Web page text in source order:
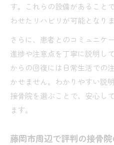
す。これらの設備があること
わせたリハビリが可能となりま
さらに、患者とのコミュニケ
進捗や注意点を丁寧に説明し
からの回復には日常生活での
かせません。わかりやすい説
接骨院を選ぶことで、安心し
ます。
藤岡市周辺で評判の接骨